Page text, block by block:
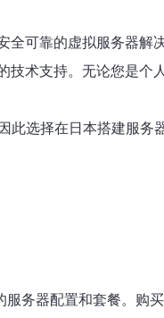
可靠的虚拟服务器解决
术支持。无论您是
选择在日本搭建服务
务器配置和套餐。